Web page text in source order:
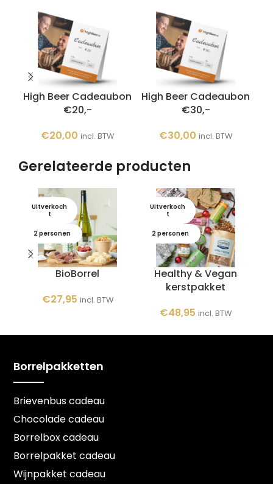
High Beer Cadeaubon
€20,-
€20,00 incl. BTW
High Beer Cadeaubon
€30,-
€30,00 incl. BTW
Gerelateerde producten
Uitverkoch
t
2 personen
BioBorrel
€27,95 incl. BTW
Uitverkoch
t
2 personen
Healthy & Vegan
kerstpakket
€48,95 incl. BTW
Borrelpakketten
Brievenbus cadeau
Chocolade cadeau
Borrelbox cadeau
Borrelpakket cadeau
Wijnpakket cadeau